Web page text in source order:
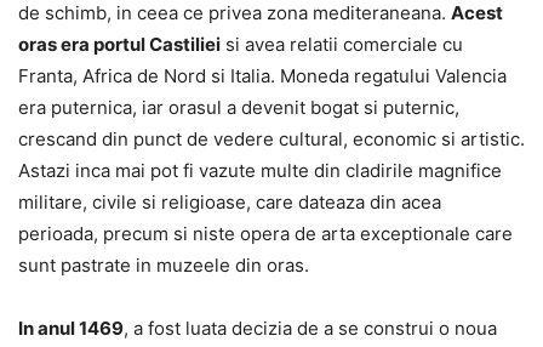
de schimb, in ceea ce privea zona mediteraneana. Acest
oras era portul Castiliei si avea relatii comerciale cu
Franta, Africa de Nord si Italia. Moneda regatului Valencia
era puternica, iar orasul a devenit bogat si puternic,
crescand din punct de vedere cultural, economic si artistic.
Astazi inca mai pot fi vazute multe din cladirile magnifice
militare, civile si religioase, care dateaza din acea
perioada, precum si niste opera de arta exceptionale care
sunt pastrate in muzeele din oras.
In anul 1469, a fost luata decizia de a se construi o noua